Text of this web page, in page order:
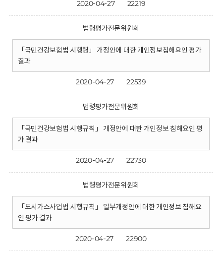
2020-04-27 22219
법령평가전문위원회
「국민건강보험법 시행령」 개정안에 대한 개인정보침해요인 평가
결과
2020-04-27 22539
법령평가전문위원회
「국민건강보험법 시행규칙」 개정안에 대한 개인정보 침해요인 평
가 결과
2020-04-27 22730
법령평가전문위원회
「도시가스사업법 시행규칙」 일부개정안에 대한 개인정보 침해요
인 평가 결과
2020-04-27 22900